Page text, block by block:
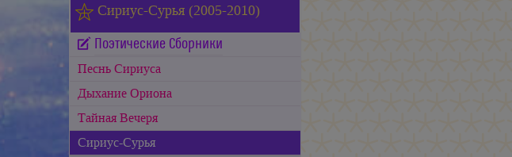
Сириус-Сурья (2005-2010)
Поэтические Сборники
Песнь Сириуса
Дыхание Ориона
Тайная Вечеря
Сириус-Сурья